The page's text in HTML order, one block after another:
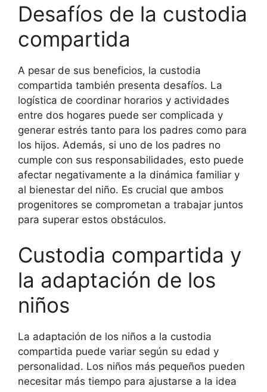
Desafíos de la custodia
compartida
A pesar de sus beneficios, la custodia
compartida también presenta desafíos. La
logística de coordinar horarios y actividades
entre dos hogares puede ser complicada y
generar estrés tanto para los padres como para
los hijos. Además, si uno de los padres no
cumple con sus responsabilidades, esto puede
afectar negativamente a la dinámica familiar y
al bienestar del niño. Es crucial que ambos
progenitores se comprometan a trabajar juntos
para superar estos obstáculos.
Custodia compartida y
la adaptación de los
niños
La adaptación de los niños a la custodia
compartida puede variar según su edad y
personalidad. Los niños más pequeños pueden
necesitar más tiempo para ajustarse a la idea